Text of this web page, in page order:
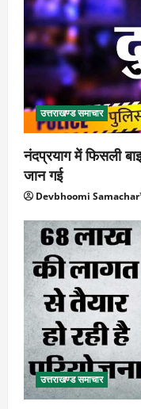
उत्तराखण्ड समाचार
नंदप्रयाग में फिसली
जान गई
Devbhoomi
उत्तराखण्ड समाचार